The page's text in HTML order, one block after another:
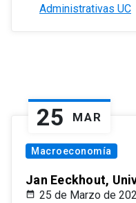
Administrativas UC
25 MAR
Macroeconomía
Jan Eeckhout,
25 de Marzo de